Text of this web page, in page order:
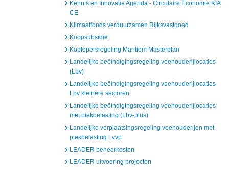
Kennis en Innovatie Agenda - Circulaire Economie KIA
CE
Klimaatfonds verduurzamen Rijksvastgoed
Koopsubsidie
Koplopersregeling Maritiem Masterplan
Landelijke beëindigingsregeling veehouderijlocaties
(Lbv)
Landelijke beëindigingsregeling veehouderijlocaties
Lbv kleinere sectoren
Landelijke beëindigingsregeling veehouderijlocaties
met piekbelasting (Lbv-plus)
Landelijke verplaatsingsregeling veehouderijen met
piekbelasting Lvvp
LEADER beheerkosten
LEADER uitvoering projecten